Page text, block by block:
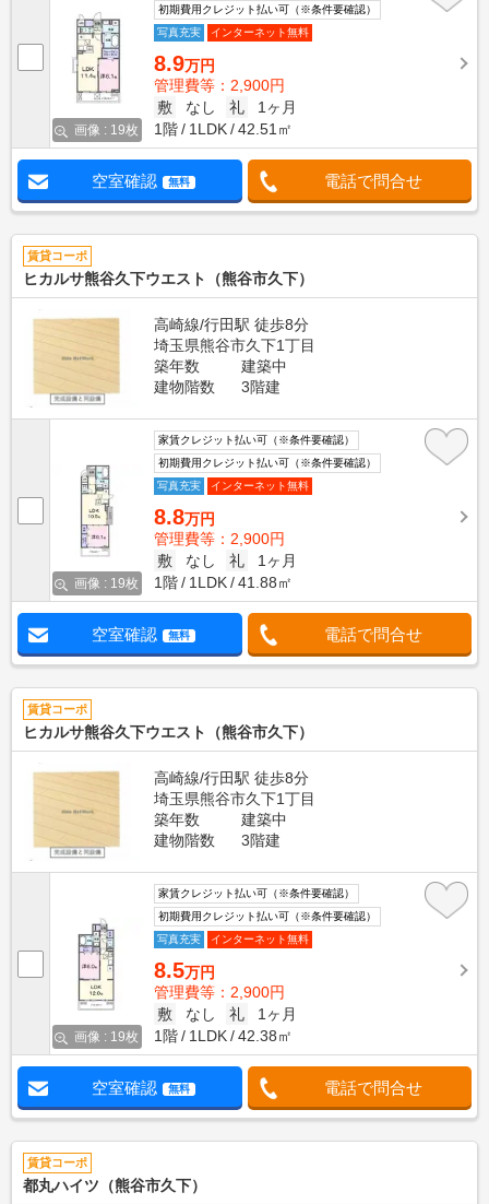
画像 : 19枚
初期費用クレジット払い可（※条件要確認）
写真充実
インターネット無料
8.9万円
管理費等：2,900円
敷
なし 礼
1ヶ月
1階
1LDK 42.51㎡
空室確認 無料 電話で問合せ
賃貸コーポ
ヒカルサ熊谷久下ウエスト（熊谷市久下）
高崎線/行田駅 徒歩8分
埼玉県熊谷市久下1丁目
築年数
建築中
建物階数
3階建
画像 : 19枚
家賃クレジット払い可（※条件要確認）
初期費用クレジット払い可（※条件要確認）
写真充実
インターネット無料
8.8万円
管理費等：2,900円
敷
なし 礼
1ヶ月
1階
1LDK 41.88㎡
空室確認 無料 電話で問合せ
賃貸コーポ
ヒカルサ熊谷久下ウエスト（熊谷市久下）
高崎線/行田駅 徒歩8分
埼玉県熊谷市久下1丁目
築年数
建築中
建物階数
3階建
画像 : 19枚
家賃クレジット払い可（※条件要確認）
初期費用クレジット払い可（※条件要確認）
写真充実
インターネット無料
8.5万円
管理費等：2,900円
敷
なし 礼
1ヶ月
1階
1LDK 42.38㎡
空室確認 無料 電話で問合せ
賃貸コーポ
都丸ハイツ（熊谷市久下）